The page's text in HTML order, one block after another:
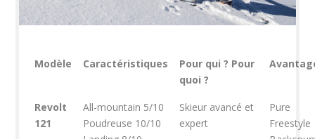
Modèle Caractéristiques
Pour qui ? Pour
quoi ?
Revolt
121
All-mountain 5/10
Poudreuse 10/10
Skieur avancé et
expert
Pure
Freestyle